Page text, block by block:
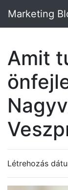
Marketing
Amit
Létrehozás